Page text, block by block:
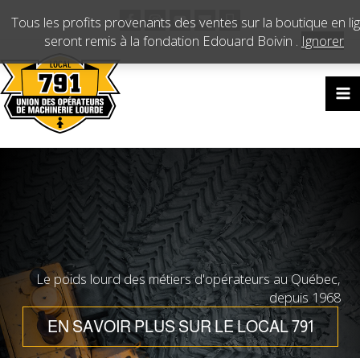
Tous les profits provenants des ventes sur la boutique en
seront remis à la fondation Edouard Boivin . Ignorer
contenu
Le poids lourd des métiers d'opérateurs au Québec,
depuis 1968
EN SAVOIR PLUS SUR LE LOCAL 791